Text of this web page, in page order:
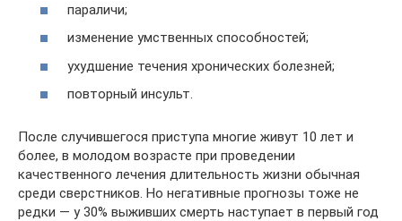
параличи;
изменение умственных способностей;
ухудшение течения хронических болезней;
повторный инсульт.
После случившегося приступа многие живут 10 лет и
более, в молодом возрасте при проведении
качественного лечения длительность жизни обычная
среди сверстников. Но негативные прогнозы тоже не
редки — у 30% выживших смерть наступает в первый год